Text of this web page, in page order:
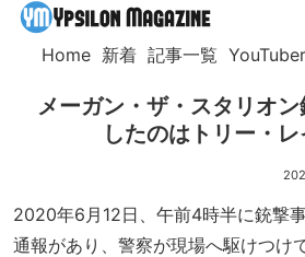
Home 新着 記事一覧
メーガン・ザ・スタリオ
したのはトリー・レ
2020年6月12日、午前4時半に銃撃
通報があり、警察が現場へ駆けつけ